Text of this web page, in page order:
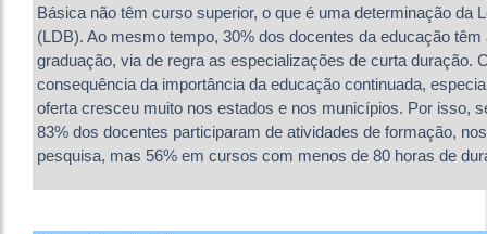
Básica não têm curso superior, o que é uma determinação da
(LDB). Ao mesmo tempo, 30% dos docentes da educação têm
graduação, via de regra as especializações de curta duração.
consequência da importância da educação continuada,
oferta cresceu muito nos estados e nos municípios. Por isso,
83% dos docentes participaram de atividades de formação,
pesquisa, mas 56% em cursos com menos de 80 horas de